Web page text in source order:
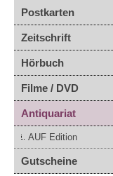
Postkarten
Zeitschrift
Hörbuch
Filme / DVD
Antiquariat
AUF Edition
Gutscheine